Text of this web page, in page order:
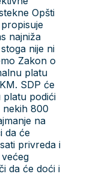
Opšti
najniža
nije ni
Zakon o
platu
SDP će
platu podići
nekih 800
na
da će
privreda i
da će doći i